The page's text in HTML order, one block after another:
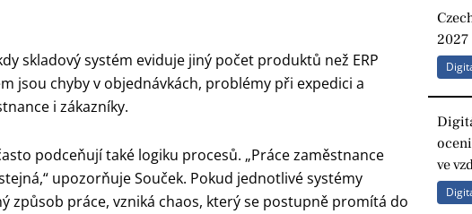
skladový systém eviduje jiný počet produktů než ERP
jsou chyby v objednávkách, problémy při expedici a
i zákazníky.
podceňují také logiku procesů. „Práce zaměstnance
upozorňuje Souček. Pokud jednotlivé systémy
způsob práce, vzniká chaos, který se postupně promítá do
2027
ve